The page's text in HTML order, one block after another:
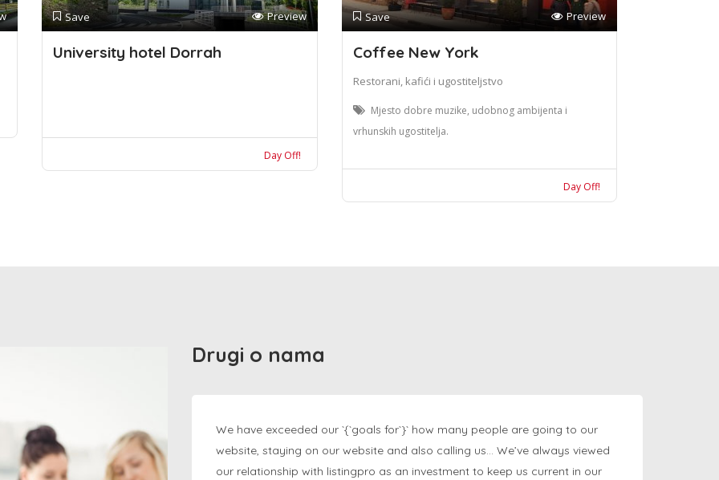
Save Preview
University hotel Dorrah
Day Off!
Save Preview
Coffee New York
Restorani, kafići i ugostiteljstvo
Mjesto dobre muzike, udobnog ambijenta i
vrhunskih ugostitelja.
Day Off!
Drugi o nama
We have exceeded our `{`goals for`}` how many people are going to our
website, staying on our website and also calling us… We’ve always viewed
our relationship with listingpro as an investment to keep us current in our